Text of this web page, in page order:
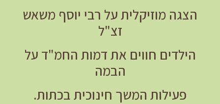
הצגה מוזיקלית על רבי יוסף משאש
זצ"ל
הילדים חווים את דמות החמ"ד על
הבמה
פעילות המשך חינוכית בכתות.